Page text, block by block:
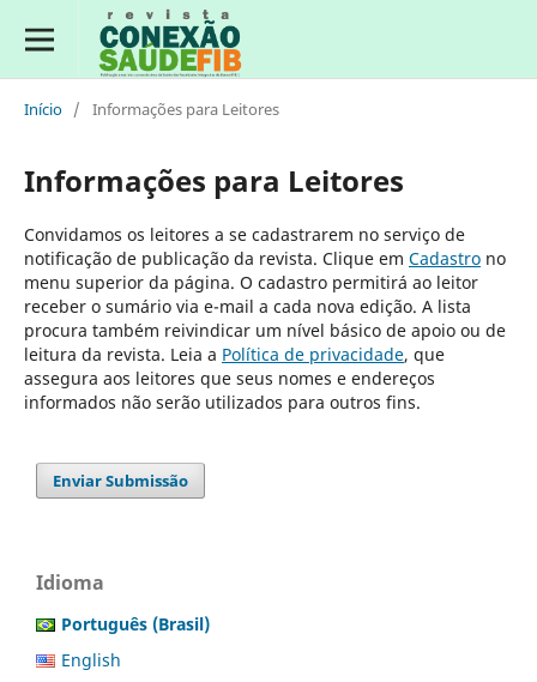
Início / Informações para Leitores
Informações para Leitores
Convidamos os leitores a se cadastrarem no serviço de
notificação de publicação da revista. Clique em Cadastrono
menu superior da página. O cadastro permitirá ao leitor
receber o sumário via e-mail a cada nova edição. A lista
procura também reivindicar um nível básico de apoio ou de
leitura da revista. Leia a Política de privacidade, que
assegura aos leitores que seus nomes e endereços
informados não serão utilizados para outros fins.
Enviar Submissão
Idioma
Português (Brasil)
English